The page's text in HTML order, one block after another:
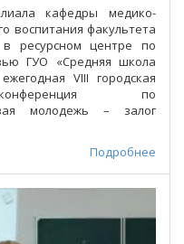
кафедры медико-
воспитания факультета
в ресурсном центре по
ГУО «Средняя школа
VIII городская
конференция по
молодежь – залог
Подробнее